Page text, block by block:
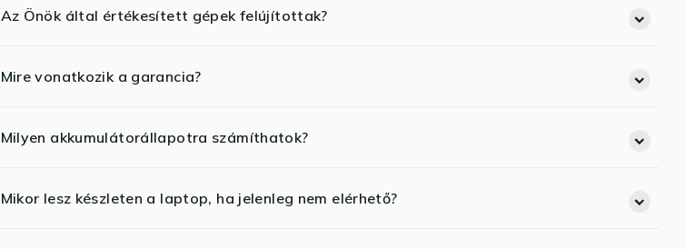
Az Önök által értékesített gépek felújítottak?
Mire vonatkozik a garancia?
Milyen akkumulátorállapotra számíthatok?
Mikor lesz készleten a laptop, ha jelenleg nem elérhető?